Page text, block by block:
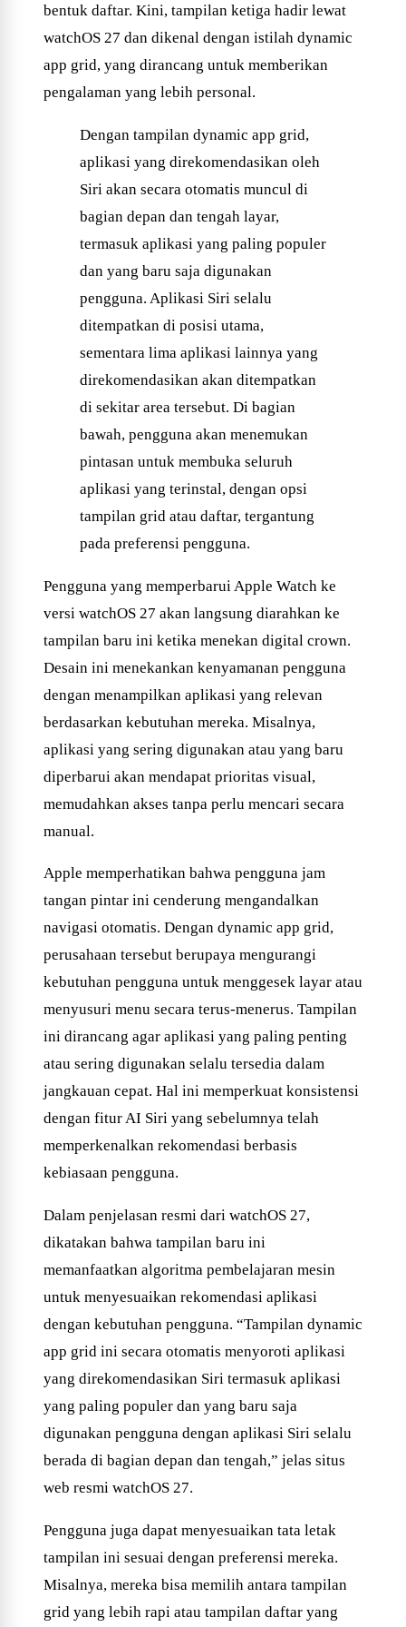
bentuk daftar. Kini, tampilan ketiga hadir lewat
watchOS 27 dan dikenal dengan istilah dynamic
app grid, yang dirancang untuk memberikan
pengalaman yang lebih personal.
Dengan tampilan dynamic app grid,
aplikasi yang direkomendasikan oleh
Siri akan secara otomatis muncul di
bagian depan dan tengah layar,
termasuk aplikasi yang paling populer
dan yang baru saja digunakan
pengguna. Aplikasi Siri selalu
ditempatkan di posisi utama,
sementara lima aplikasi lainnya yang
direkomendasikan akan ditempatkan
di sekitar area tersebut. Di bagian
bawah, pengguna akan menemukan
pintasan untuk membuka seluruh
aplikasi yang terinstal, dengan opsi
tampilan grid atau daftar, tergantung
pada preferensi pengguna.
Pengguna yang memperbarui Apple Watch ke
versi watchOS 27 akan langsung diarahkan ke
tampilan baru ini ketika menekan digital crown.
Desain ini menekankan kenyamanan pengguna
dengan menampilkan aplikasi yang relevan
berdasarkan kebutuhan mereka. Misalnya,
aplikasi yang sering digunakan atau yang baru
diperbarui akan mendapat prioritas visual,
memudahkan akses tanpa perlu mencari secara
manual.
Apple memperhatikan bahwa pengguna jam
tangan pintar ini cenderung mengandalkan
navigasi otomatis. Dengan dynamic app grid,
perusahaan tersebut berupaya mengurangi
kebutuhan pengguna untuk menggesek layar atau
menyusuri menu secara terus-menerus. Tampilan
ini dirancang agar aplikasi yang paling penting
atau sering digunakan selalu tersedia dalam
jangkauan cepat. Hal ini memperkuat konsistensi
dengan fitur AI Siri yang sebelumnya telah
memperkenalkan rekomendasi berbasis
kebiasaan pengguna.
Dalam penjelasan resmi dari watchOS 27,
dikatakan bahwa tampilan baru ini
memanfaatkan algoritma pembelajaran mesin
untuk menyesuaikan rekomendasi aplikasi
dengan kebutuhan pengguna. “Tampilan dynamic
app grid ini secara otomatis menyoroti aplikasi
yang direkomendasikan Siri termasuk aplikasi
yang paling populer dan yang baru saja
digunakan pengguna dengan aplikasi Siri selalu
berada di bagian depan dan tengah,” jelas situs
web resmi watchOS 27.
Pengguna juga dapat menyesuaikan tata letak
tampilan ini sesuai dengan preferensi mereka.
Misalnya, mereka bisa memilih antara tampilan
grid yang lebih rapi atau tampilan daftar yang